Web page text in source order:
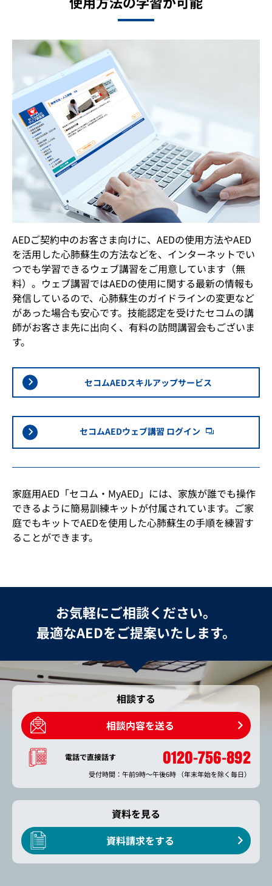
AEDご契約中のお客さま向けに、AEDの使用方法やAED
を活用した心肺蘇生の方法などを、インターネットでい
つでも学習できるウェブ講習をご用意しています（無
料）。ウェブ講習ではAEDの使用に関する最新の情報も
発信しているので、心肺蘇生のガイドラインの変更など
があった場合も安心です。技能認定を受けたセコムの講
師がお客さま先に出向く、有料の訪問講習会もございま
す。
セコムAEDスキルアップサービス
セコムAEDウェブ講習 ログイン
家庭用AED「セコム・MyAED」には、家族が誰でも操作
できるように簡易訓練キットが付属されています。ご家
庭でもキットでAEDを使用した心肺蘇生の手順を練習す
ることができます。
お気軽にご相談ください。
最適なAEDをご提案いたします。
相談する
相談内容を送る
電話で直接話す 0120-756-892
受付時間：午前9時～午後6時 （年末年始を除く毎日）
資料を見る
資料請求をする